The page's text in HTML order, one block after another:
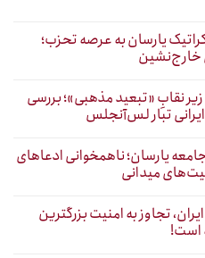
یارسان به عرصه تحزب؛
خارج‌نشین
زیر نقابِ «تبعید مذهبی»؛ بررسی
تبار لس‌آنجلس
یارسان؛ ناهمخوانی ادعاهای
میدانی
تجاوز به امنیت بزرگترین
است!